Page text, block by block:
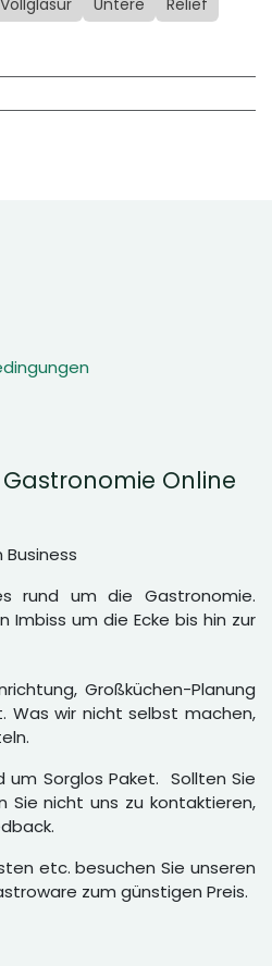
Vollglasur Untere Relief
Online
Business
rund um die Gastronomie.
Imbiss um die Ecke bis hin zur
Großküchen-Planung
Was wir nicht selbst machen,
um Sorglos Paket. Sollten Sie
Sie nicht uns zu kontaktieren,
etc. besuchen Sie unseren
zum günstigen Preis.